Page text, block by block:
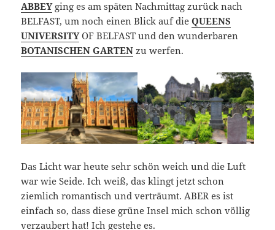
ABBEYging es am späten Nachmittag zurück nach
BELFAST, um noch einen Blick auf dieQUEENS
UNIVERSITY OF BELFAST und den wunderbaren
BOTANISCHEN GARTEN zu werfen.
Das Licht war heute sehr schön weich und die Luft
war wie Seide. Ich weiß, das klingt jetzt schon
ziemlich romantisch und verträumt. ABER es ist
einfach so, dass diese grüne Insel mich schon völlig
verzaubert hat! Ich gestehe es.